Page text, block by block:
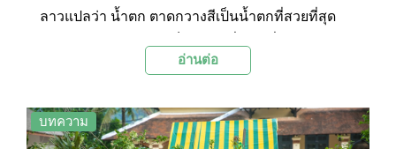
ลาวแปลว่า น้ำตก ตาดกวางสีเป็นน้ำตกที่สวยที่สุด
ธรรมชาติ ที่นักท่องเที่ยวแถบยุโรปนิยมมาผจญภัย
อ่านต่อ
บทความ